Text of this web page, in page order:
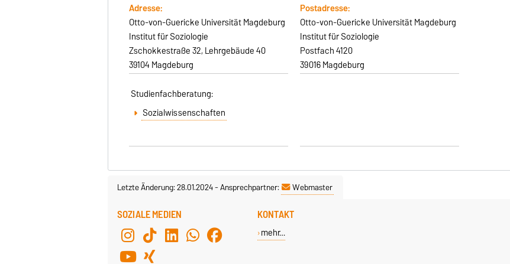
Adresse:
Otto-von-Guericke Universität Magdeburg
Institut für Soziologie
Zschokkestraße 32, Lehrgebäude 40
39104 Magdeburg
Postadresse:
Otto-von-Guericke Universität Magdeburg
Institut für Soziologie
Postfach 4120
39016 Magdeburg
Studienfachberatung:
Sozialwissenschaften
Letzte Änderung: 28.01.2024-Ansprechpartner: Webmaster
SOZIALE MEDIEN KONTAKT
mehr…